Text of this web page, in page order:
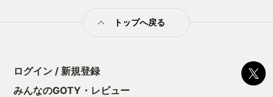
トップへ戻る
ログイン / 新規登録
みんなのGOTY・レビュー